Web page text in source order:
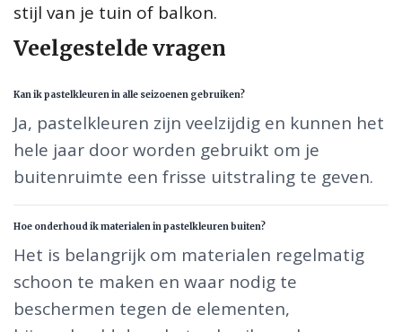
stijl van je tuin of balkon.
Veelgestelde vragen
Kan ik pastelkleuren in alle seizoenen gebruiken?
Ja, pastelkleuren zijn veelzijdig en kunnen het
hele jaar door worden gebruikt om je
buitenruimte een frisse uitstraling te geven.
Hoe onderhoud ik materialen in pastelkleuren buiten?
Het is belangrijk om materialen regelmatig
schoon te maken en waar nodig te
beschermen tegen de elementen,